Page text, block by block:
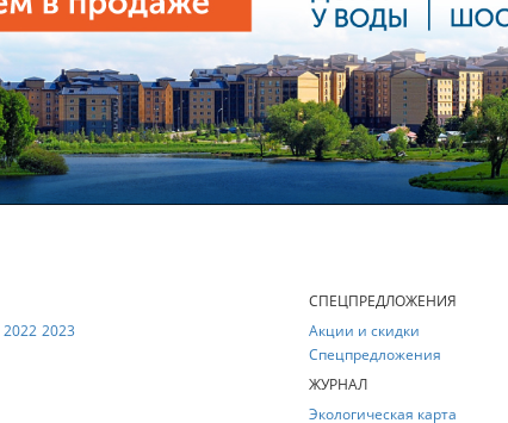
2022 2023
СПЕЦПРЕДЛОЖЕНИЯ
Акции и скидки
Спецпредложения
ЖУРНАЛ
Экологическая карта